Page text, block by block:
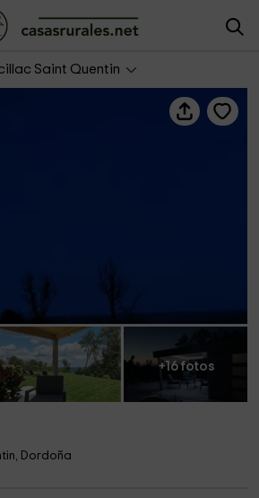
Saint Quentin
+16 fotos
Dordoña